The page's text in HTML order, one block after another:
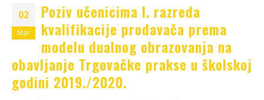
02
Mar
Poziv učenicima I. razreda
kvalifikacije prodavača prema
modelu dualnog obrazovanja na
obavljanje Trgovačke prakse u školskoj
godini 2019./2020.